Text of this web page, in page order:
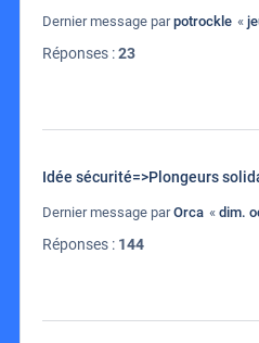
Dernier message parpotrockle «
Réponses :23
Idée sécurité=>Plongeurs
Dernier message parOrca « dim.
Réponses : 144